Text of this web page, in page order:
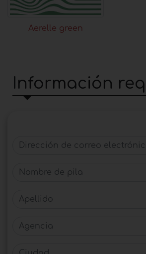
Aerelle green
Información
Dirección de correo electrónico
Nombre de pila
Apellido
Agencia
Ciudad